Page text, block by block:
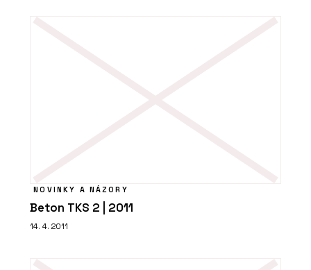
NOVINKY A NÁZORY
Beton TKS 2 | 2011
14. 4. 2011